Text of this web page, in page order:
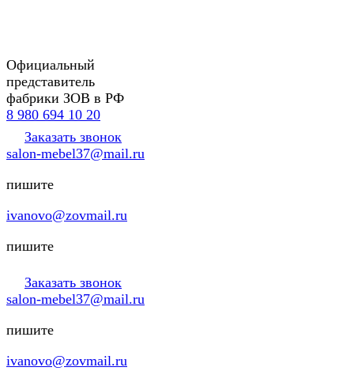
Официальный
представитель
фабрики ЗОВ в РФ
8 980 694 10 20
Заказать звонок
salon-mebel37@mail.ru
пишите
ivanovo@zovmail.ru
пишите
Заказать звонок
salon-mebel37@mail.ru
пишите
ivanovo@zovmail.ru